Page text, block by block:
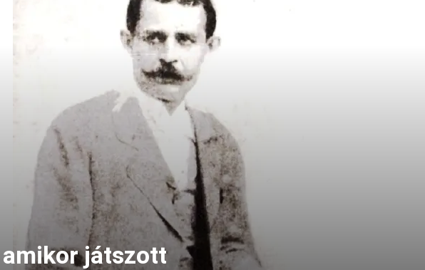
játszott